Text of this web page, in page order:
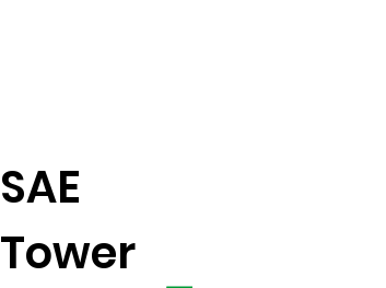
SAE
Tower